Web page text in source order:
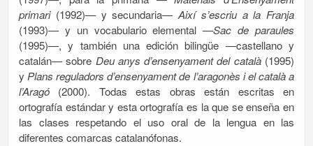
primari(1992)— y secundaria— Així s’escriu a la Franja
(1993)— y un vocabulario elemental —Sac de paraules
(1995)—, y también una edición bilingüe —castellano y
catalán— sobre Deu anys d’ensenyament del català(1995)
y Plans reguladors d’ensenyament de l’aragonès i el català a
l’Aragó (2000). Todas estas obras están escritas en
ortografía estándar y esta ortografía es la que se enseña en
las clases respetando el uso oral de la lengua en las
diferentes comarcas catalanófonas.